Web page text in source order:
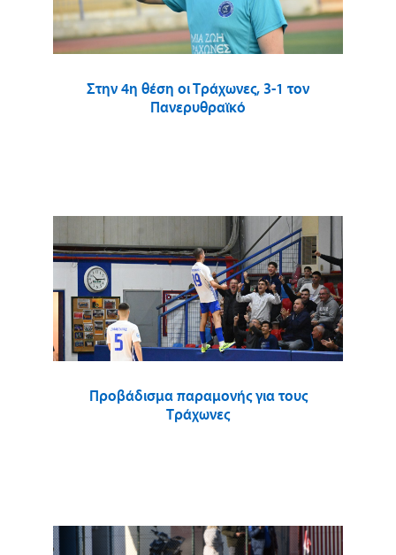
Στην 4η θέση οι Τράχωνες, 3-1 τον
Πανερυθραϊκό
Προβάδισμα παραμονής για τους
Τράχωνες